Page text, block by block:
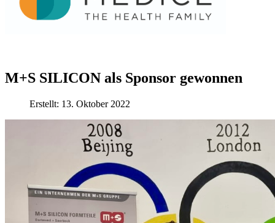
M+S SILICON als Sponsor gewonnen
Erstellt: 13. Oktober 2022